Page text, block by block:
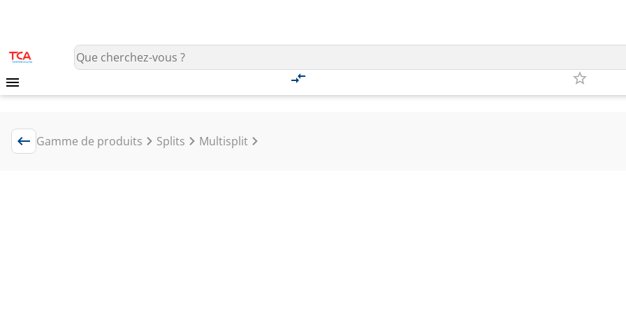
Gamme de produits Splits Multisplit